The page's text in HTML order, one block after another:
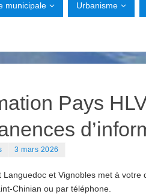
municipale Urbanisme
Pays
3 mars 2026
Languedoc et Vignobles met à votre
Chinian ou par téléphone.